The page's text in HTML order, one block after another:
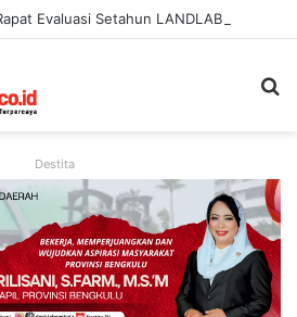
Destita